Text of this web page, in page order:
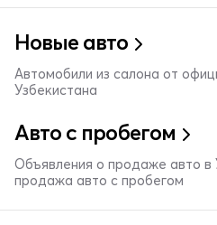
Новые авто
Автомобили из салона от
Узбекистана
Авто с пробегом
Объявления о продаже авто в
продажа авто с пробегом